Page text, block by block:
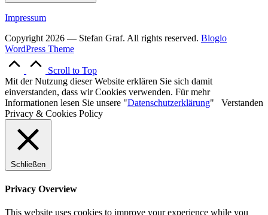
Impressum
Copyright 2026 — Stefan Graf. All rights reserved. Bloglo
WordPress Theme
Scroll to Top
Mit der Nutzung dieser Website erklären Sie sich damit
einverstanden, dass wir Cookies verwenden. Für mehr
Informationen lesen Sie unsere "Datenschutzerklärung" Verstanden
Privacy & Cookies Policy
Schließen
Privacy Overview
This website uses cookies to improve your experience while you